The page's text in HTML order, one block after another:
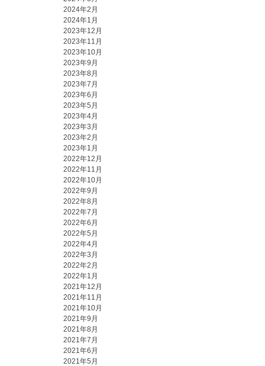
2024年2月
2024年1月
2023年12月
2023年11月
2023年10月
2023年9月
2023年8月
2023年7月
2023年6月
2023年5月
2023年4月
2023年3月
2023年2月
2023年1月
2022年12月
2022年11月
2022年10月
2022年9月
2022年8月
2022年7月
2022年6月
2022年5月
2022年4月
2022年3月
2022年2月
2022年1月
2021年12月
2021年11月
2021年10月
2021年9月
2021年8月
2021年7月
2021年6月
2021年5月